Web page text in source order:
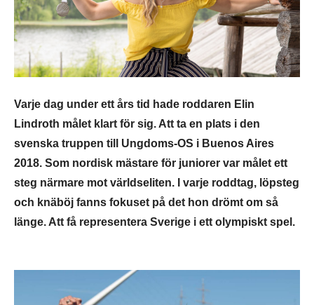
Varje dag under ett års tid hade roddaren Elin
Lindroth målet klart för sig. Att ta en plats i den
svenska truppen till Ungdoms-OS i Buenos Aires
2018. Som nordisk mästare för juniorer var målet ett
steg närmare mot världseliten. I varje roddtag, löpsteg
och knäböj fanns fokuset på det hon drömt om så
länge. Att få representera Sverige i ett olympiskt spel.